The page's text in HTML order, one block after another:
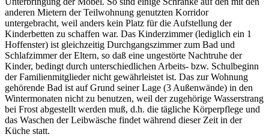
anderen Mietern der Teilwohnung genutzten Korridor
untergebracht, weil anders kein Platz für die Aufstellung der
Kinderbetten zu schaffen war. Das Kinderzimmer (lediglich ein 1
Hoffenster) ist gleichzeitig Durchgangszimmer zum Bad und
Schlafzimmer der Eltern, so daß eine ungestörte Nachtruhe der
Kinder, bedingt durch unterschiedlichen Arbeits- bzw. Schulbeginn
der Familienmitglieder nicht gewährleistet ist. Das zur Wohnung
gehörende Bad ist auf Grund seiner Lage (3 Außenwände) in den
Wintermonaten nicht zu benutzen, weil der zugehörige Wasserstrang
bei Frost abgestellt werden muß, d.h. die tägliche Körperpflege und
das Waschen der Leibwäsche findet während dieser Zeit in der
Küche statt.